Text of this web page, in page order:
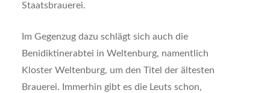
Staatsbrauerei.
Im Gegenzug dazu schlägt sich auch die
Benidiktinerabtei in Weltenburg, namentlich
Kloster Weltenburg, um den Titel der ältesten
Brauerei. Immerhin gibt es die Leuts schon,